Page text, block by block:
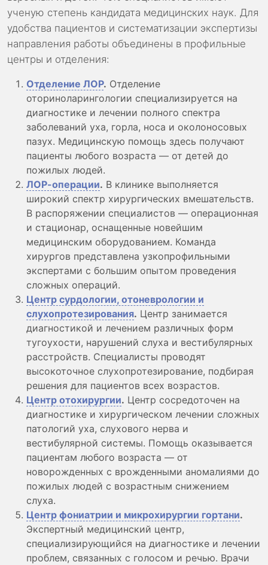
ученую степень кандидата медицинских наук. Для
удобства пациентов и систематизации экспертизы
направления работы объединены в профильные
центры и отделения:
Отделение ЛОР. Отделение
оториноларингологии специализируется на
диагностике и лечении полного спектра
заболеваний уха, горла, носа и околоносовых
пазух. Медицинскую помощь здесь получают
пациенты любого возраста — от детей до
пожилых людей.
ЛОР-операции. В клинике выполняется
широкий спектр хирургических вмешательств.
В распоряжении специалистов — операционная
и стационар, оснащенные новейшим
медицинским оборудованием. Команда
хирургов представлена узкопрофильными
экспертами с большим опытом проведения
сложных операций.
Центр сурдологии, отоневрологии и
слухопротезирования. Центр занимается
диагностикой и лечением различных форм
тугоухости, нарушений слуха и вестибулярных
расстройств. Специалисты проводят
высокоточное слухопротезирование, подбирая
решения для пациентов всех возрастов.
Центр отохирургии. Центр сосредоточен на
диагностике и хирургическом лечении сложных
патологий уха, слухового нерва и
вестибулярной системы. Помощь оказывается
пациентам любого возраста — от
новорожденных с врожденными аномалиями до
пожилых людей с возрастным снижением
слуха.
Центр фониатрии и микрохирургии гортани.
Экспертный медицинский центр,
специализирующийся на диагностике и лечении
проблем, связанных с голосом и речью. Врачи